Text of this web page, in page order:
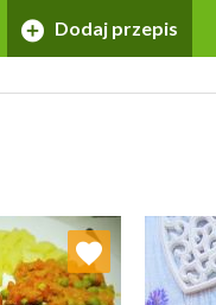
Dodaj przepis
ulubionych
Wybierz listę: